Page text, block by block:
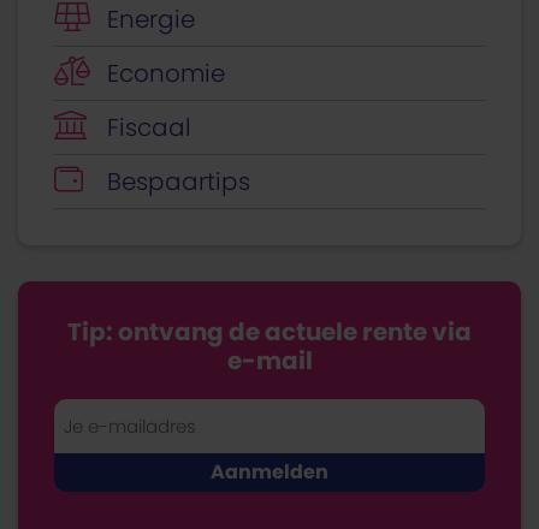
Energie
Economie
Fiscaal
Bespaartips
Tip: ontvang de actuele rente via
e-mail